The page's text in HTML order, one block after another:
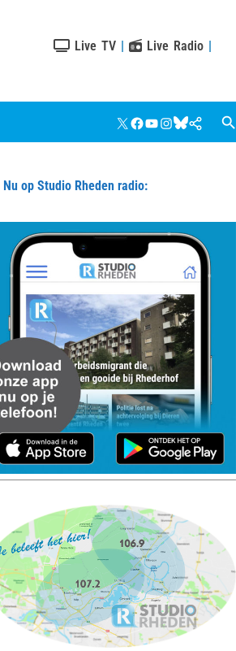
Live TV | Live Radio |
X Facebook
YouTube
Instagram
Bluesky
Google
Nieuws
Nu op Studio Rheden radio: